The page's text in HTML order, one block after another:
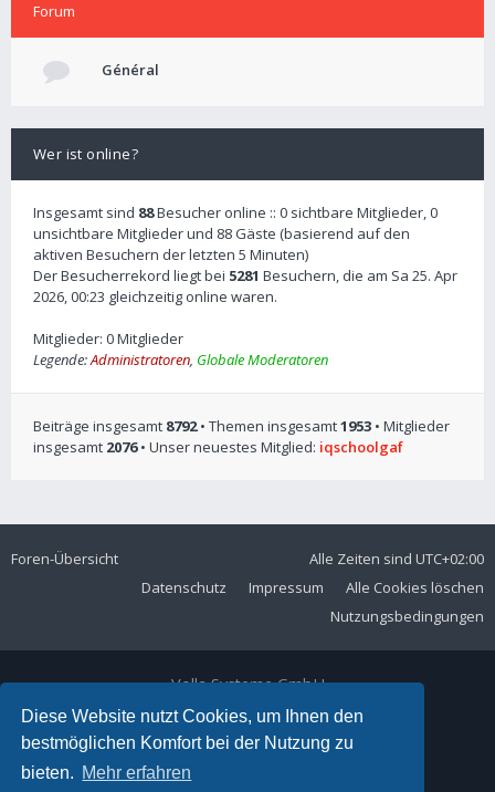
Diese Website nutzt Cookies, um Ihnen den
bestmöglichen Komfort bei der Nutzung zu
bieten. Mehr erfahren
Forum
Général
Wer ist online?
Insgesamt sind 88Besucher online :: 0 sichtbare Mitglieder, 0
unsichtbare Mitglieder und 88 Gäste (basierend auf den
aktiven Besuchern der letzten 5 Minuten)
Der Besucherrekord liegt bei 5281 Besuchern, die am Sa 25. Apr
2026, 00:23 gleichzeitig online waren.
Mitglieder: 0 Mitglieder
Legende:Administratoren, Globale Moderatoren
Beiträge insgesamt 8792• Themen insgesamt1953 • Mitglieder
insgesamt 2076• Unser neuestes Mitglied: iqschoolgaf
Foren-Übersicht Alle Zeiten sind UTC+02:00
Alle Cookies löschen
Impressum
Datenschutz
Nutzungsbedingungen
Volla Systeme GmbH
Kölner Straße 102
42897 Remscheid
Telefon:+49 2191 59897 61
E-Mail: